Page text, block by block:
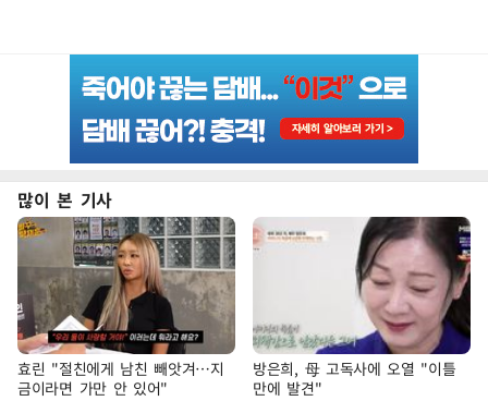
많이 본 기사
효린 "절친에게 남친 빼앗겨…지
금이라면 가만 안 있어"
방은희, 母 고독사에 오열 "이틀
만에 발견"